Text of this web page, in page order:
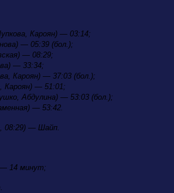
Кароян) — 03:14;
— 05:39 (бол.);
— 08:29;
— 33:34;
Кароян) — 37:03 (бол.);
Кароян) — 51:01;
Абдулина) — 53:03 (бол.);
— 53:42.
08:29) — Шайп.
— 14 минут;